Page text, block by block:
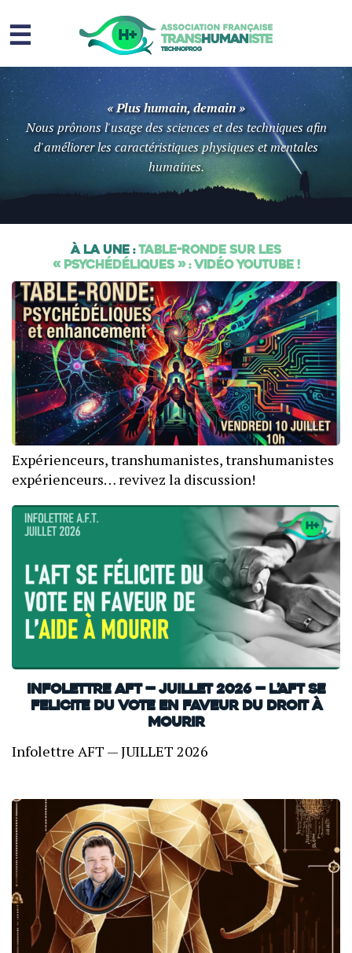
☰
Homme augmenté
Immortalité ?
Question sociale
Risques
Contact
« Plus humain, demain »
Nous prônons l'usage des sciences et des techniques afin
d'améliorer les caractéristiques physiques et mentales
humaines.
À la Une :Table-ronde sur les
« psychédéliques » : vidéo YouTube !
Expérienceurs, transhumanistes, transhumanistes
expérienceurs… revivez la discussion!
INFOLETTRE AFT — JUILLET 2026 — L’AFT SE
FELICITE DU VOTE EN FAVEUR DU DROIT À
MOURIR
Infolettre AFT — JUILLET 2026